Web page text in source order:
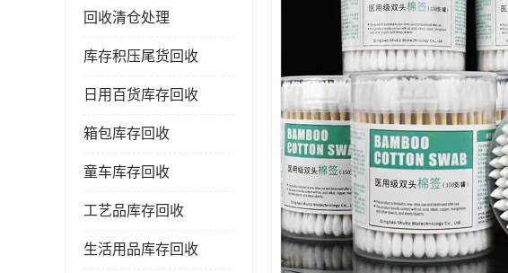
回收清仓处理
库存积压尾货回收
日用百货库存回收
箱包库存回收
童车库存回收
工艺品库存回收
生活用品库存回收